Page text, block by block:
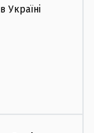
Україні